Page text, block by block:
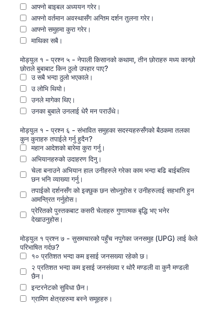
आफ्नो बाइबल अध्ययन गरेर।
आफ्नो वर्तमान अवस्थासँग अन्तिम दर्शन तुलना गरेर।
आफ्नो समुहमा कुरा गरेर।
माथिका सबै।
मोड्युल १ - प्रश्‍न ५ - नेपाली किसानको कथामा, तीन छोराहरु मध्य कान्छो
छोराले बुबाबाट किन ठुलो उपहार पाए?
उ सबै भन्दा ठुलो भएकाले।
उ लोभि थियो।
उनले मागेका थिए।
उनका बुबाले उनलाई धेरै मन पराउँथे।
मोड्युल १ - प्रश्‍न ६ - संभावित समुहका सदस्यहरुसँगको बैठकमा तलका
कुन कुराहरु तपाईले गर्नु हुदैन?
महान आदेशको बारेमा कुरा गर्नु।
अभियानहरुको उदाहरण दिनु।
चेला बनाउने अभियान हाल उनीहरुले गरेका काम भन्दा बढि बाईबलिय
छन भनि व्याख्या गर्नु।
तपाईको दर्शनसँग को इक्छुक छन सोध्‍नुहोस र उनीहरुलाई सहभागि हुन
आमन्त्रित गर्नुहोस।
प्रेरितको पुस्तकबाट कसरी चेलाहरु गुणात्मक बृद्धि भए भनेर
देखाउनुहोस।
मोड्युल १ प्रश्‍न ७ - सुसमचारको पहुँच नपुगेका जनसमुह (UPG) लाई केले
परिभाषित गर्दछ?
१० प्रतिशत भन्दा कम इसाई जनसख्या रहेको छ।
२ प्रतिशत भन्दा कम इसाई जनसंख्या र थोरै मण्डली वा कुनै मण्डली
छैन।
इन्टरनेटको सुविधा छैन।
ग्रामिण क्षेत्रहरुमा बस्‍ने समूहहरु।